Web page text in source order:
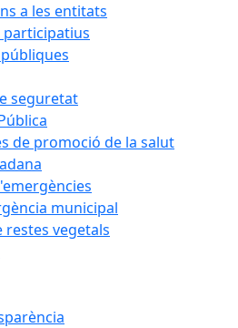
a les entitats
participatius
seguretat
de promoció de la salut
municipal
restes vegetals